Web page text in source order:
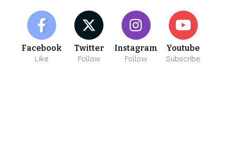
Facebook
Like
Twitter
Follow
Instagram
Follow
Youtube
Subscribe